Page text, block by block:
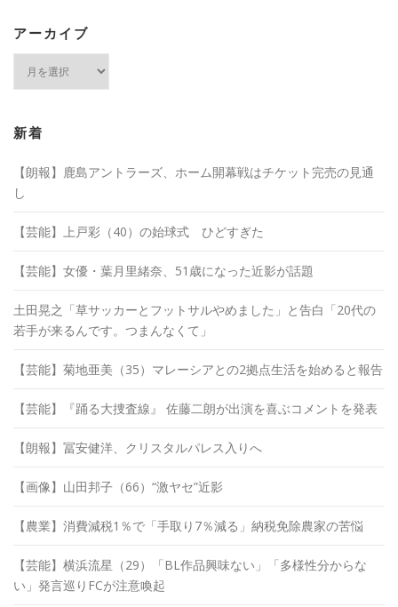
アーカイブ
ブ
新着
【朗報】鹿島アントラーズ、ホーム開幕戦はチケット完売の見通
し
【芸能】上戸彩（40）の始球式 ひどすぎた
【芸能】女優・葉月里緒奈、51歳になった近影が話題
土田晃之「草サッカーとフットサルやめました」と告白「20代の
若手が来るんです。つまんなくて」
【芸能】菊地亜美（35）マレーシアとの2拠点生活を始めると報告
【芸能】『踊る大捜査線』 佐藤二朗が出演を喜ぶコメントを発表
【朗報】冨安健洋、クリスタルパレス入りへ
【画像】山田邦子（66）“激ヤセ”近影
【農業】消費減税1％で「手取り7％減る」納税免除農家の苦悩
【芸能】横浜流星（29）「BL作品興味ない」「多様性分からな
い」発言巡りFCが注意喚起